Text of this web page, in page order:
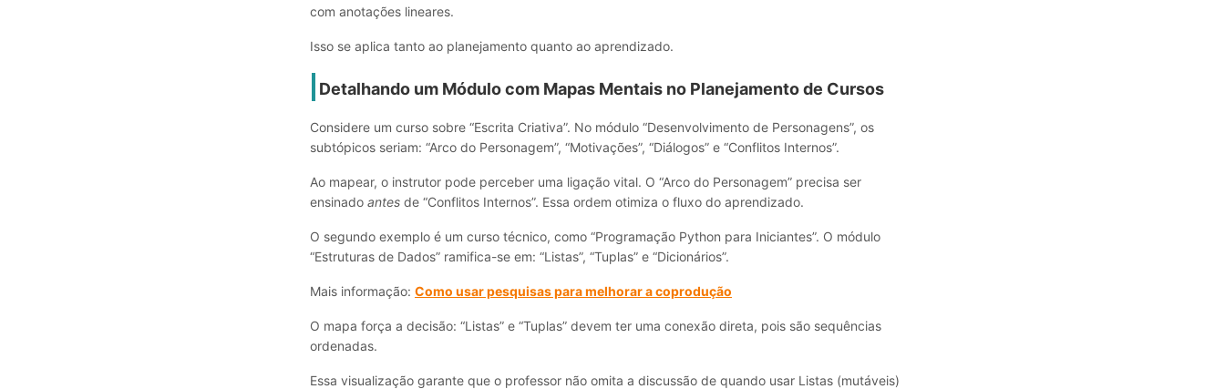
com anotações lineares.
Isso se aplica tanto ao planejamento quanto ao aprendizado.
Detalhando um Módulo com Mapas Mentais no Planejamento de Cursos
Considere um curso sobre “Escrita Criativa”. No módulo “Desenvolvimento de Personagens”, os
subtópicos seriam: “Arco do Personagem”, “Motivações”, “Diálogos” e “Conflitos Internos”.
Ao mapear, o instrutor pode perceber uma ligação vital. O “Arco do Personagem” precisa ser
ensinado antes de “Conflitos Internos”. Essa ordem otimiza o fluxo do aprendizado.
O segundo exemplo é um curso técnico, como “Programação Python para Iniciantes”. O módulo
“Estruturas de Dados” ramifica-se em: “Listas”, “Tuplas” e “Dicionários”.
Mais informação: Como usar pesquisas para melhorar a coprodução
O mapa força a decisão: “Listas” e “Tuplas” devem ter uma conexão direta, pois são sequências
ordenadas.
Essa visualização garante que o professor não omita a discussão de quando usar Listas (mutáveis)